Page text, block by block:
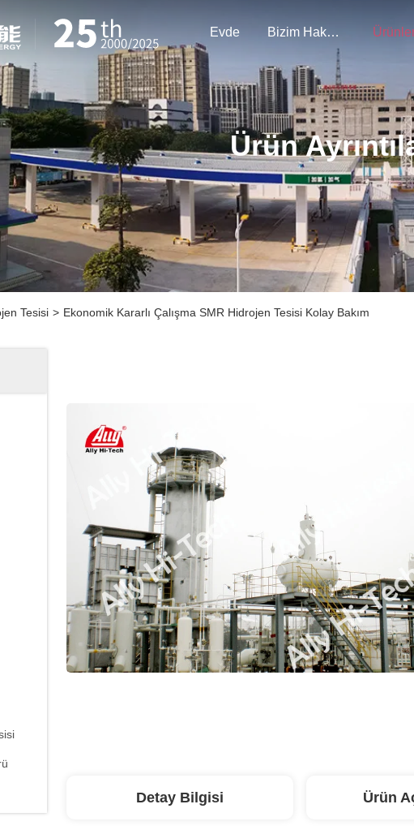
Evde Bizim Hakkımızda
Ürün
Tesisi > Ekonomik Kararlı Çalışma SMR Hidrojen Tesisi Kolay Bakım
Detay Bilgisi Ürün